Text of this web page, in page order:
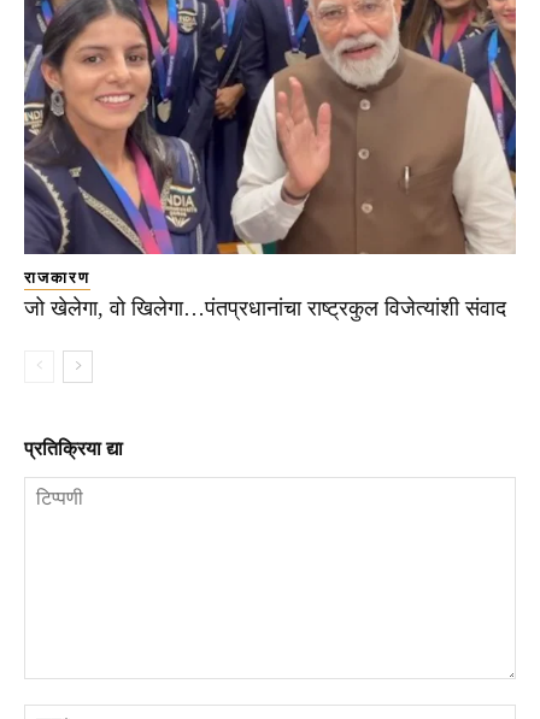
राजकारण
जो खेलेगा, वो खिलेगा…पंतप्रधानांचा राष्ट्रकुल विजेत्यांशी संवाद
प्रतिक्रिया द्या